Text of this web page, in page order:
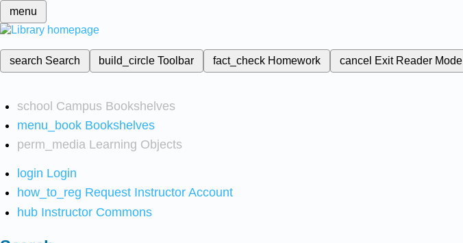
menu
search Search build_circleToolbar fact_check Homework cancel Exit Reader Mode
school Campus Bookshelves
menu_book Bookshelves
perm_media Learning Objects
login Login
how_to_reg Request Instructor Account
hub Instructor Commons